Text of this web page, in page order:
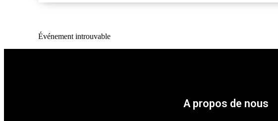
Événement introuvable
A propos de nous